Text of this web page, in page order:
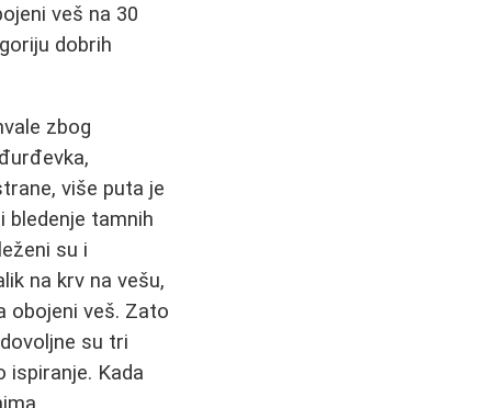
veš na 30
dobrih
zbog
više puta je
bledenje tamnih
su i
na krv na vešu,
obojeni veš. Zato
su tri
ispiranje. Kada